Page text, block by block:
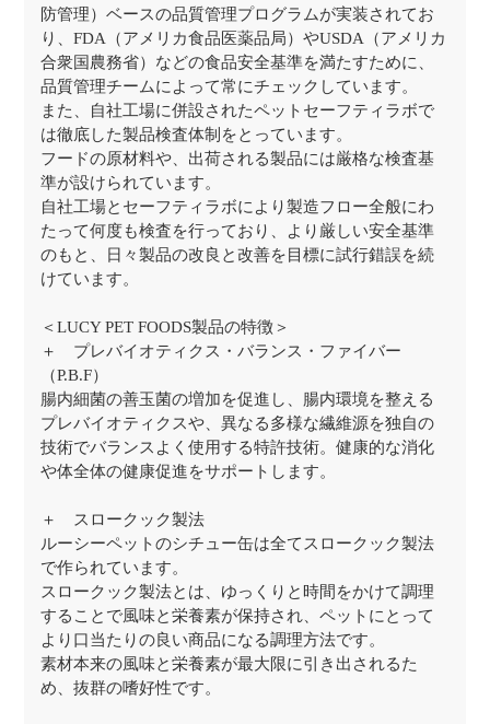
防管理）ベースの品質管理プログラムが実装されてお
り、FDA（アメリカ食品医薬品局）やUSDA（アメリカ
合衆国農務省）などの食品安全基準を満たすために、
品質管理チームによって常にチェックしています。
また、自社工場に併設されたペットセーフティラボで
は徹底した製品検査体制をとっています。
フードの原材料や、出荷される製品には厳格な検査基
準が設けられています。
自社工場とセーフティラボにより製造フロー全般にわ
たって何度も検査を行っており、より厳しい安全基準
のもと、日々製品の改良と改善を目標に試行錯誤を続
けています。
＜LUCY PET FOODS製品の特徴＞
＋ プレバイオティクス・バランス・ファイバー
（P.B.F）
腸内細菌の善玉菌の増加を促進し、腸内環境を整える
プレバイオティクスや、異なる多様な繊維源を独自の
技術でバランスよく使用する特許技術。健康的な消化
や体全体の健康促進をサポートします。
＋ スロークック製法
ルーシーペットのシチュー缶は全てスロークック製法
で作られています。
スロークック製法とは、ゆっくりと時間をかけて調理
することで風味と栄養素が保持され、ペットにとって
より口当たりの良い商品になる調理方法です。
素材本来の風味と栄養素が最大限に引き出されるた
め、抜群の嗜好性です。